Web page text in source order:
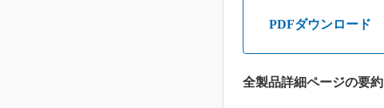
PDFダウンロード
全製品詳細ページの要約